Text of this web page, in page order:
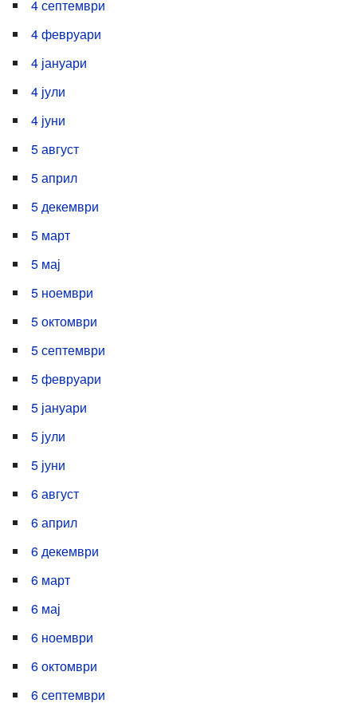
4 септември
4 февруари
4 јануари
4 јули
4 јуни
5 август
5 април
5 декември
5 март
5 мај
5 ноември
5 октомври
5 септември
5 февруари
5 јануари
5 јули
5 јуни
6 август
6 април
6 декември
6 март
6 мај
6 ноември
6 октомври
6 септември